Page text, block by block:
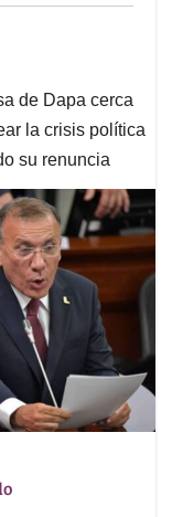
de Dapa cerca
la crisis política
su renuncia